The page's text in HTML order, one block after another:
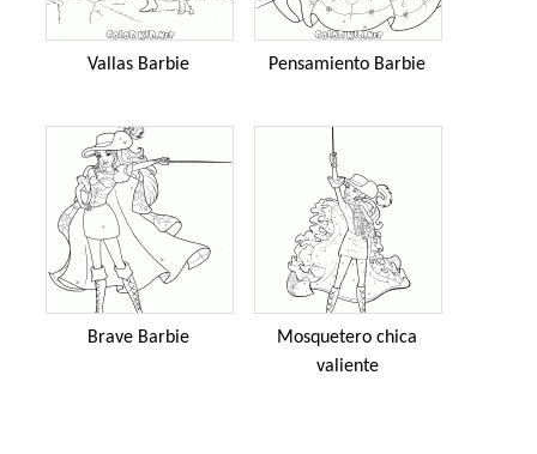
Vallas Barbie Pensamiento Barbie
Brave Barbie
Mosquetero chica
valiente